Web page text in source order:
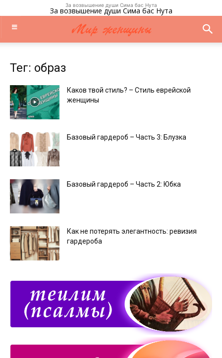
За возвышение души Сима бас Нута
За возвышение души Сима бас Нута
Тег: образ
Каков твой стиль? – Стиль еврейской
женщины
Базовый гардероб – Часть 3: Блузка
Базовый гардероб – Часть 2: Юбка
Как не потерять элегантность: ревизия
гардероба